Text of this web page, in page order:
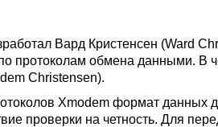
Вард Кристенсен (Ward
протоколам обмена данными. В
Christensen).
Xmodem формат данных
проверки на четность. Для